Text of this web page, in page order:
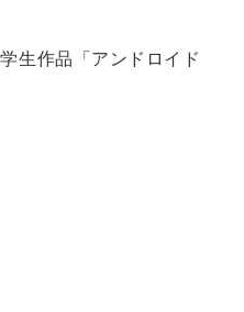
生作品「アンドロイド